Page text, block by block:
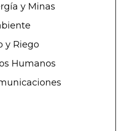
y Minas
y Riego
Humanos